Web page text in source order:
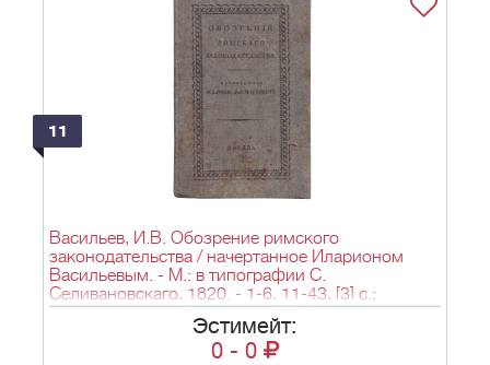
11
Васильев, И.В. Обозрение римского
законодательства / начертанное Иларионом
Васильевым. - М.: в типографии С.
Селивановскаго, 1820. - 1-6, 11-43, [3] с.;
17,5х11,2 см.
Эстимейт:
0 - 0